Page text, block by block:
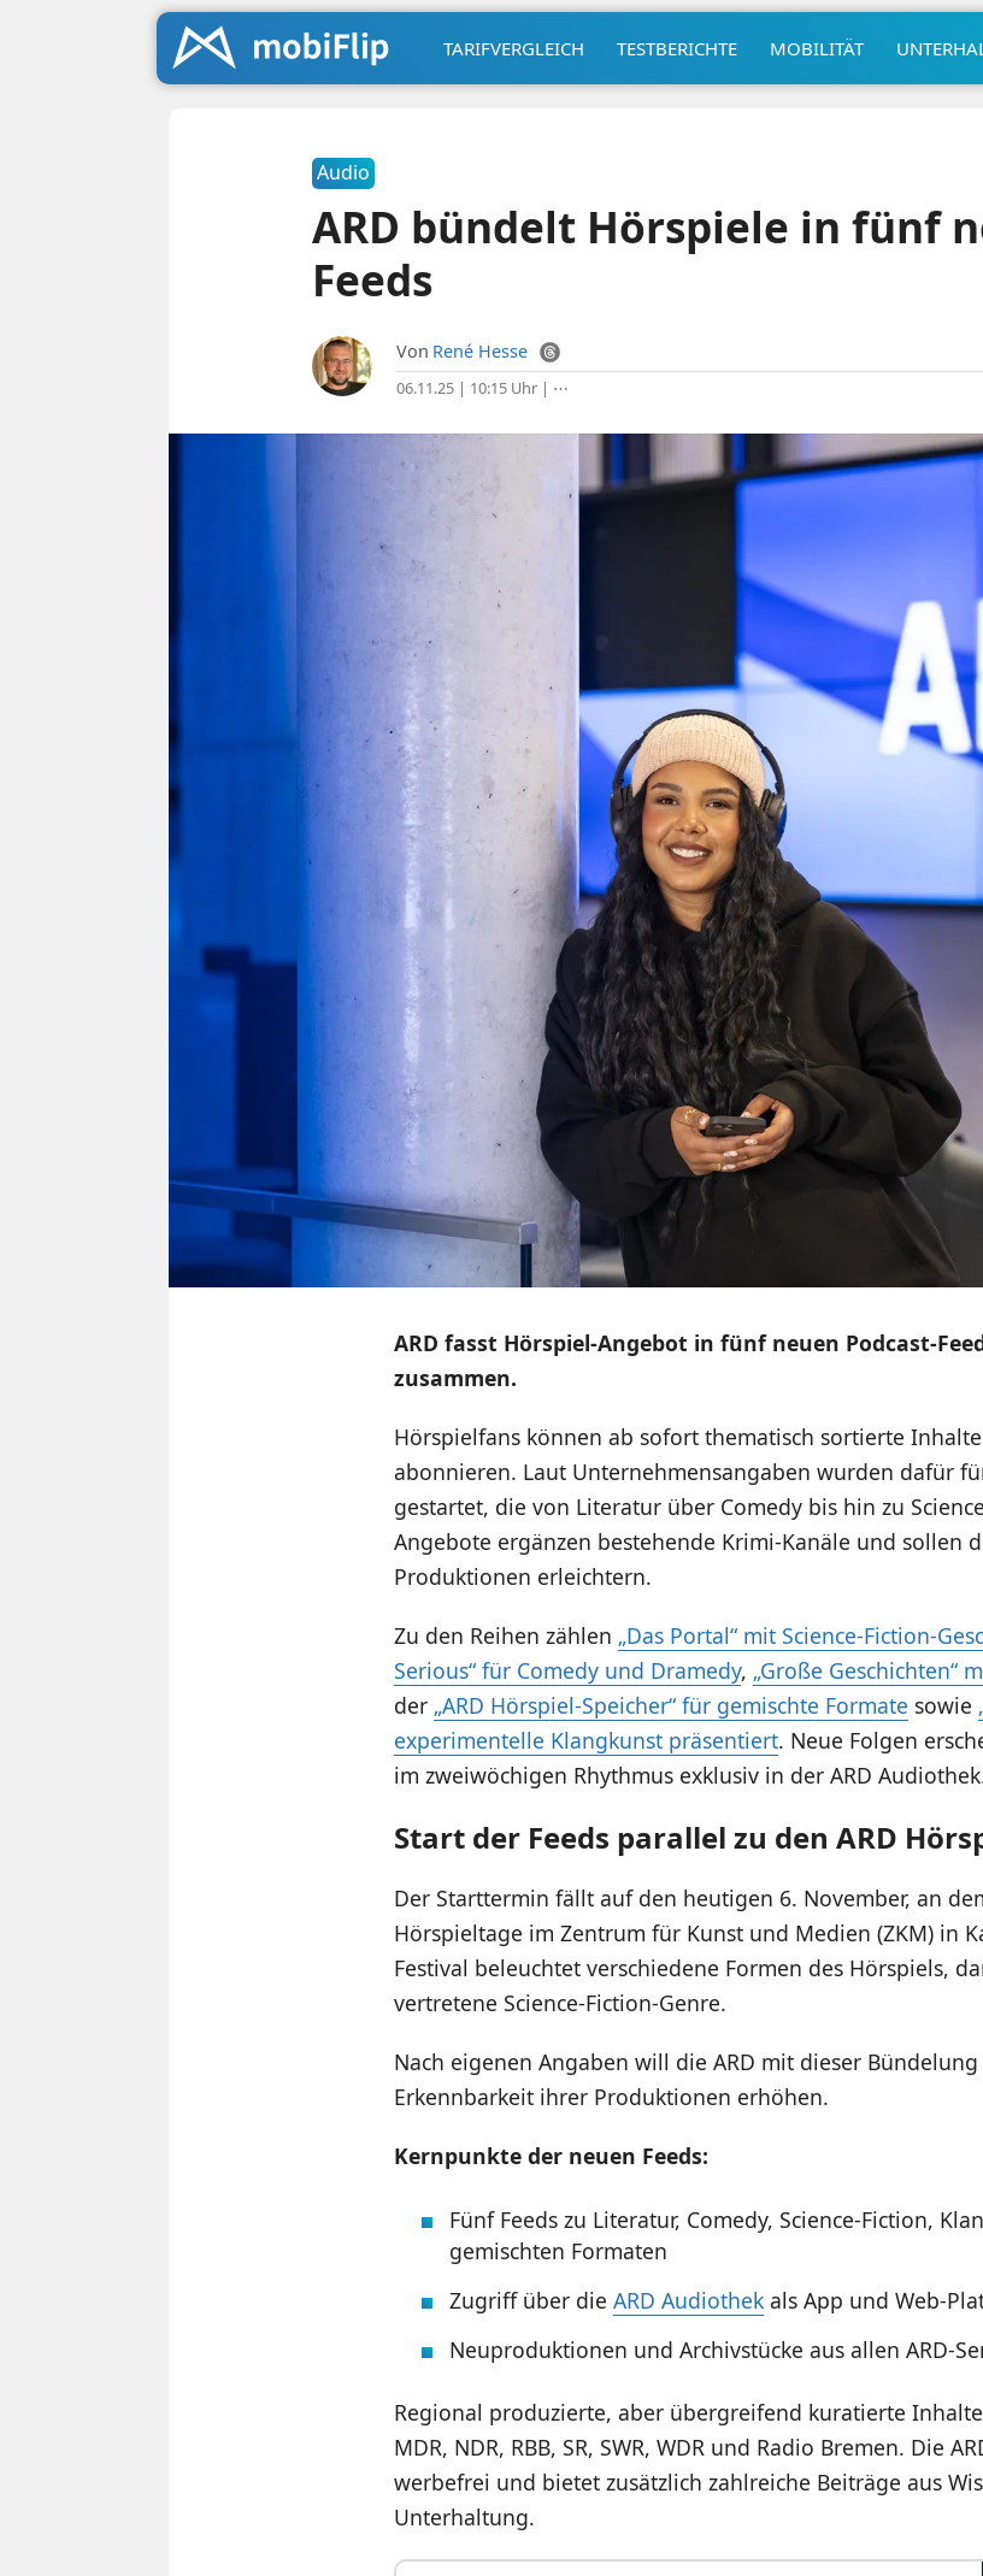
TARIFVERGLEICH TESTBERICHTE MOBILITÄT
Audio
ARD bündelt Hörspiele in fünf
Feeds
Von René Hesse
06.11.25 | 10:15 Uhr| ⋯
ARD fasst Hörspiel-Angebot in fünf neuen Podcast-
zusammen.
Hörspielfans können ab sofort thematisch sortierte
abonnieren. Laut Unternehmensangaben wurden dafür
gestartet, die von Literatur über Comedy bis hin zu
Angebote ergänzen bestehende Krimi-Kanäle und sollen
Produktionen erleichtern.
Zu den Reihen zählen „Das Portal“ mit Science-Fiction-
Serious“ für Comedy und Dramedy, „Große Geschichten“
der „ARD Hörspiel-Speicher“ für gemischte Formate sowie
experimentelle Klangkunst präsentiert. Neue Folgen
im zweiwöchigen Rhythmus exklusiv in der ARD
Start der Feeds parallel zu den ARD
Der Starttermin fällt auf den heutigen 6. November, an
Hörspieltage im Zentrum für Kunst und Medien (ZKM) in
Festival beleuchtet verschiedene Formen des Hörspiels,
vertretene Science-Fiction-Genre.
Nach eigenen Angaben will die ARD mit dieser
Erkennbarkeit ihrer Produktionen erhöhen.
Kernpunkte der neuen Feeds:
Fünf Feeds zu Literatur, Comedy, Science-Fiction,
gemischten Formaten
Zugriff über die ARD Audiothekals App und Web-
Neuproduktionen und Archivstücke aus allen ARD-
Regional produzierte, aber übergreifend kuratierte Inhalte
MDR, NDR, RBB, SR, SWR, WDR und Radio Bremen. Die
werbefrei und bietet zusätzlich zahlreiche Beiträge aus
Unterhaltung.